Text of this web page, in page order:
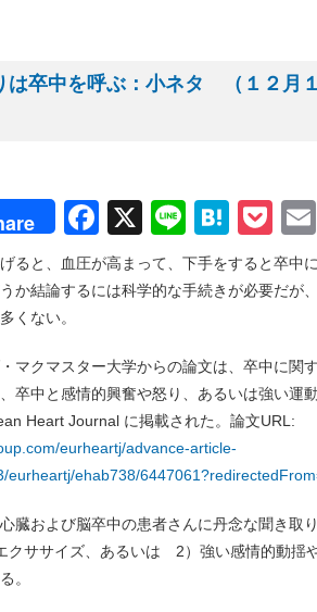
卒中を呼ぶ：小ネタ （１２月
Facebook
X Line
ると、血圧が高まって、下手をすると卒中
か結論するには科学的な手続きが必要だが
くない。
マクマスター大学からの論文は、卒中に関
卒中と感情的興奮や怒り、あるいは強い運
Heart Journal に掲載された。論文URL:
eurheartj/advance-article-
eurheartj/ehab738/
臓および脳卒中の患者さんに丹念な聞き取
クササイズ、あるいは 2）強い感情的動揺
。